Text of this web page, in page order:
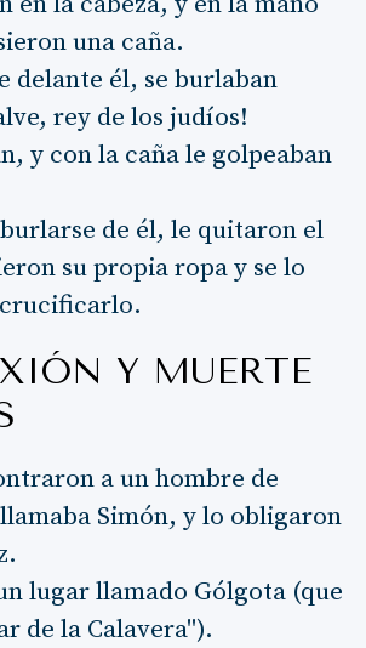
una caña.
delante él, se burlaban
rey de los judíos!
y con la caña le golpeaban
burlarse de él, le quitaron el
su propia ropa y se lo
Y MUERTE
a un hombre de
Simón, y lo obligaron
lugar llamado Gólgota (que
de la Calavera").